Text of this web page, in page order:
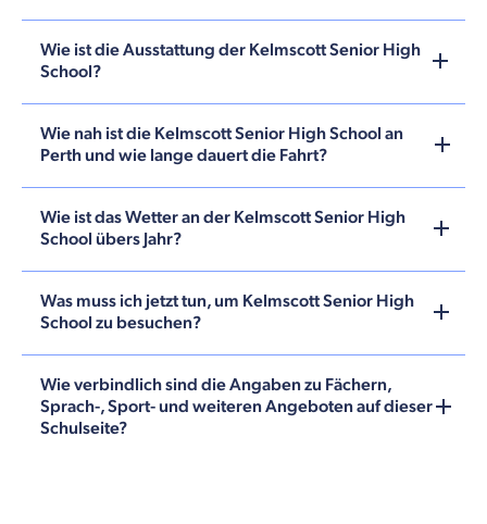
Wie ist die Ausstattung der Kelmscott Senior High
School?
Wie nah ist die Kelmscott Senior High School an
Perth und wie lange dauert die Fahrt?
Wie ist das Wetter an der Kelmscott Senior High
School übers Jahr?
Was muss ich jetzt tun, um Kelmscott Senior High
School zu besuchen?
Wie verbindlich sind die Angaben zu Fächern,
Sprach-, Sport- und weiteren Angeboten auf dieser
Schulseite?